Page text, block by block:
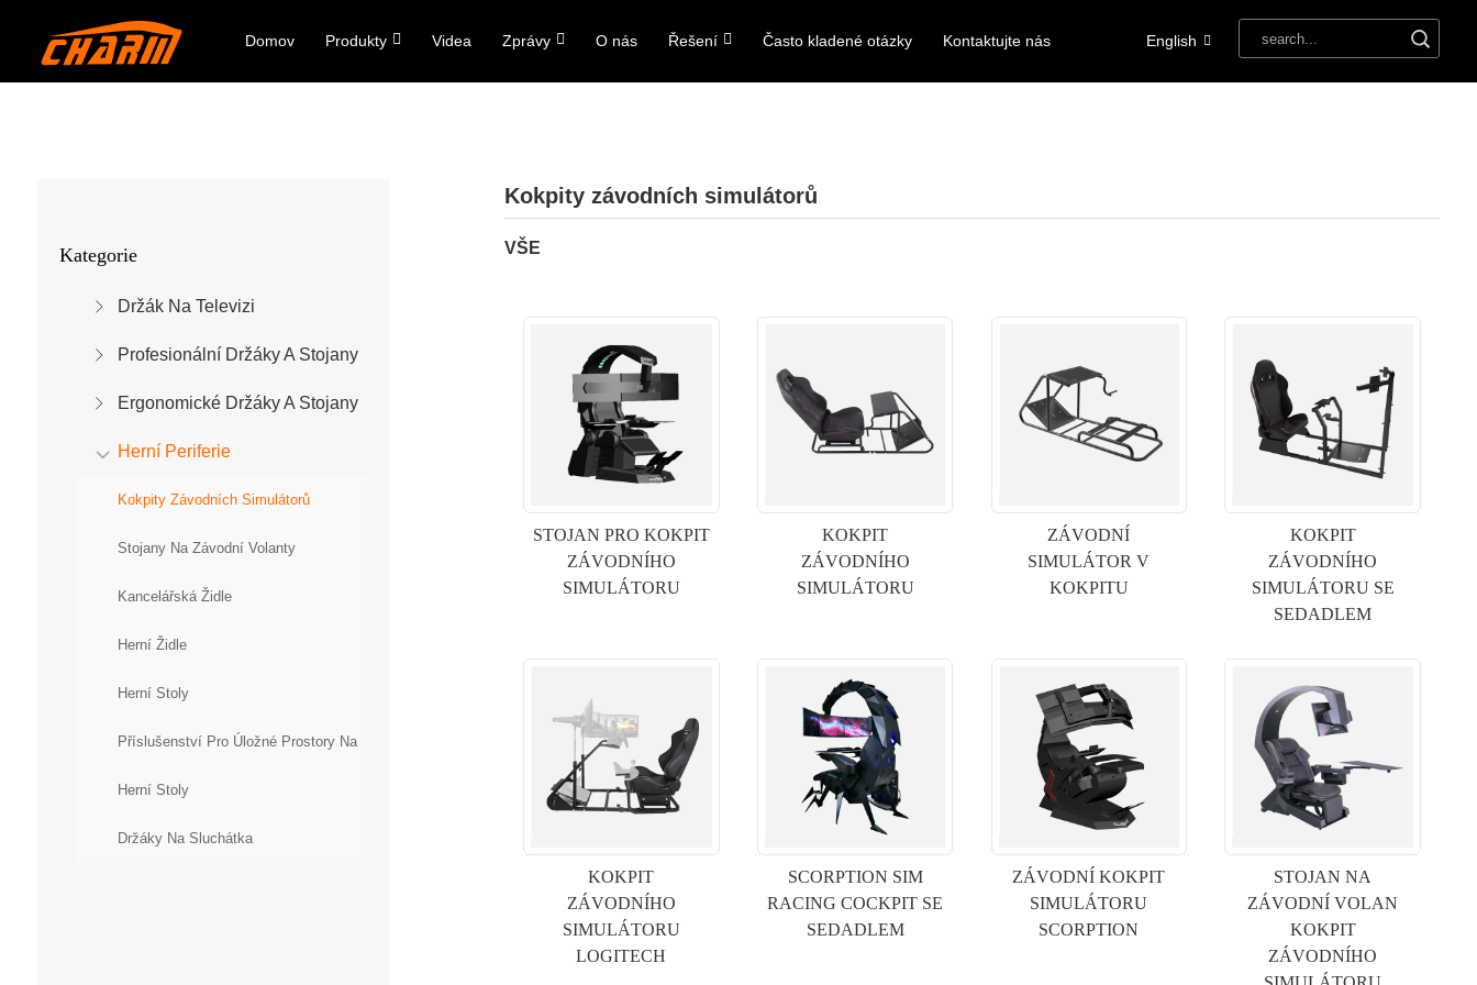
Domov Produkty Videa Zprávy O nás Řešení Často kladené otázky Kontaktujte nás English
Kategorie
Držák Na Televizi
Profesionální Držáky A Stojany
Ergonomické Držáky A Stojany
Herní Periferie
Kokpity Závodních Simulátorů
Stojany Na Závodní Volanty
Kancelářská Židle
Herní Židle
Herní Stoly
Příslušenství Pro Úložné Prostory Na
Herní Stoly
Držáky Na Sluchátka
Kokpity závodních simulátorů
VŠE
STOJAN PRO KOKPIT
ZÁVODNÍHO
SIMULÁTORU
KOKPIT
ZÁVODNÍHO
SIMULÁTORU
ZÁVODNÍ
SIMULÁTOR V
KOKPITU
KOKPIT
ZÁVODNÍHO
SIMULÁTORU SE
SEDADLEM
KOKPIT
ZÁVODNÍHO
SIMULÁTORU
LOGITECH
SCORPTION SIM
RACING COCKPIT SE
SEDADLEM
ZÁVODNÍ KOKPIT
SIMULÁTORU
SCORPTION
STOJAN NA
ZÁVODNÍ VOLAN
KOKPIT
ZÁVODNÍHO
ODESLAT ŽÁDOST